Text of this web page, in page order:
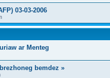
03-03-2006
ar Menteg
bemdez »